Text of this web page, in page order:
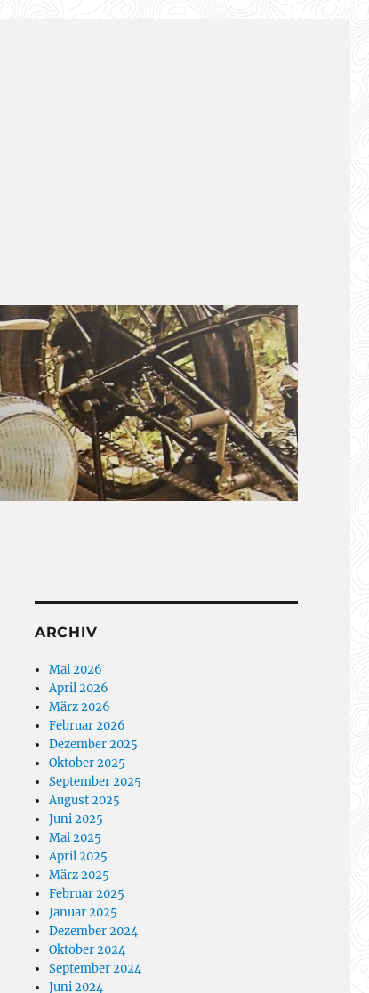
ARCHIV
Mai 2026
April 2026
März 2026
Februar 2026
Dezember 2025
Oktober 2025
September 2025
August 2025
Juni 2025
Mai 2025
April 2025
März 2025
Februar 2025
Januar 2025
Dezember 2024
Oktober 2024
September 2024
Juni 2024